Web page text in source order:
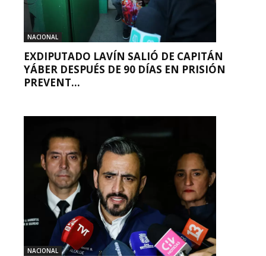
NACIONAL
EXDIPUTADO LAVÍN SALIÓ DE CAPITÁN
YÁBER DESPUÉS DE 90 DÍAS EN PRISIÓN
PREVENT...
NACIONAL